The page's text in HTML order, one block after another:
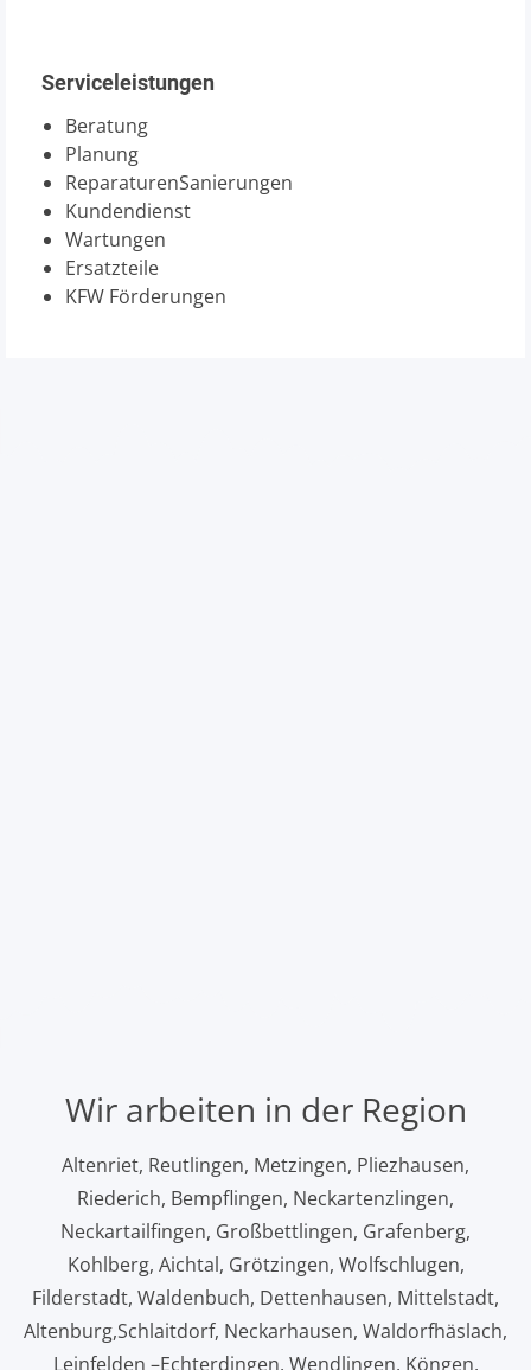
Serviceleistungen
Beratung
Planung
ReparaturenSanierungen
Kundendienst
Wartungen
Ersatzteile
KFW Förderungen
Wir arbeiten in der Region
Altenriet, Reutlingen, Metzingen, Pliezhausen,
Riederich, Bempflingen, Neckartenzlingen,
Neckartailfingen, Großbettlingen, Grafenberg,
Kohlberg, Aichtal, Grötzingen, Wolfschlugen,
Filderstadt, Waldenbuch, Dettenhausen, Mittelstadt,
Altenburg,Schlaitdorf, Neckarhausen, Waldorfhäslach,
Leinfelden –Echterdingen, Wendlingen, Köngen,